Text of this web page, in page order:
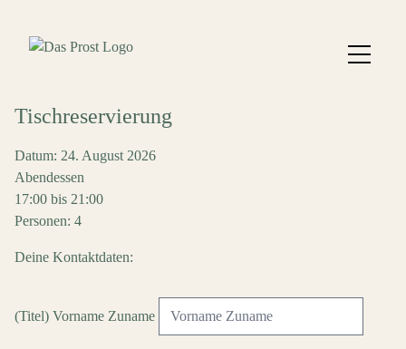
Tischreservierung
Datum: 24. August 2026
Abendessen
17:00 bis 21:00
Personen: 4
Deine Kontaktdaten:
(Titel) Vorname Zuname